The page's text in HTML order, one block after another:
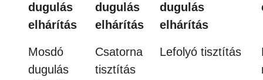
dugulás
elhárítás
dugulás
elhárítás
dugulás
elhárítás
Mosdó
dugulás
Csatorna
tisztítás
Lefolyó tisztítás